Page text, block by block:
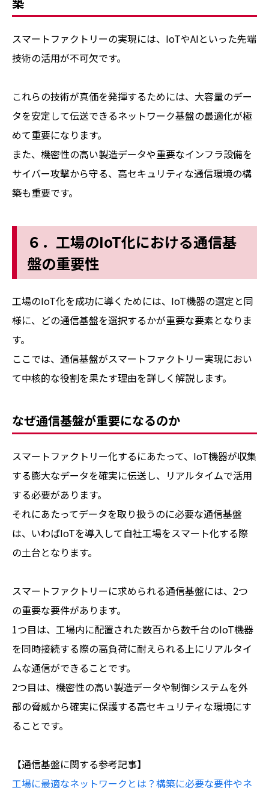
スマートファクトリーの実現には、IoTやAIといった先端
技術の活用が不可欠です。
これらの技術が真価を発揮するためには、大容量のデー
タを安定して伝送できるネットワーク基盤の最適化が極
めて重要になります。
また、機密性の高い製造データや重要なインフラ設備を
サイバー攻撃から守る、高セキュリティな通信環境の構
築も重要です。
６．工場のIoT化における通信基
盤の重要性
工場のIoT化を成功に導くためには、IoT機器の選定と同
様に、どの通信基盤を選択するかが重要な要素となりま
す。
ここでは、通信基盤がスマートファクトリー実現におい
て中核的な役割を果たす理由を詳しく解説します。
なぜ通信基盤が重要になるのか
スマートファクトリー化するにあたって、IoT機器が収集
する膨大なデータを確実に伝送し、リアルタイムで活用
する必要があります。
それにあたってデータを取り扱うのに必要な通信基盤
は、いわばIoTを導入して自社工場をスマート化する際
の土台となります。
スマートファクトリーに求められる通信基盤には、2つ
の重要な要件があります。
1つ目は、工場内に配置された数百から数千台のIoT機器
を同時接続する際の高負荷に耐えられる上にリアルタイ
ムな通信ができることです。
2つ目は、機密性の高い製造データや制御システムを外
部の脅威から確実に保護する高セキュリティな環境にす
ることです。
【通信基盤に関する参考記事】
工場に最適なネットワークとは？構築に必要な要件やネ